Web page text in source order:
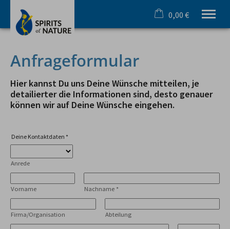
Sommer
Winter
Team & Incentive
Schule & Azubi
Infos
0,00 €
Anfrageformular
Hier kannst Du uns Deine Wünsche mitteilen, je
detailierter die Informationen sind, desto genauer
können wir auf Deine Wünsche eingehen.
Deine Kontaktdaten *
Anrede
Vorname Nachname *
Firma/Organisation Abteilung